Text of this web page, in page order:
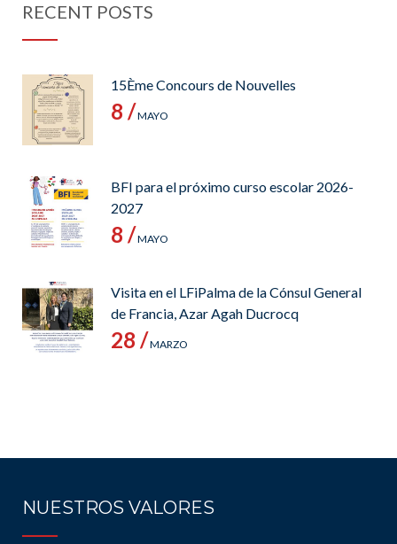
RECENT POSTS
15Ème Concours de Nouvelles
8 /MAYO
BFI para el próximo curso escolar 2026-
2027
8 /MAYO
Visita en el LFiPalma de la Cónsul General
de Francia, Azar Agah Ducrocq
28 /MARZO
NUESTROS VALORES